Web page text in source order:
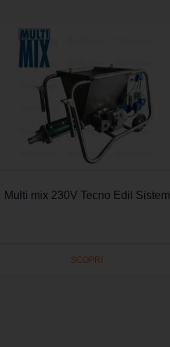
Multi mix 230V Tecno Edil Sistem
SCOPRI